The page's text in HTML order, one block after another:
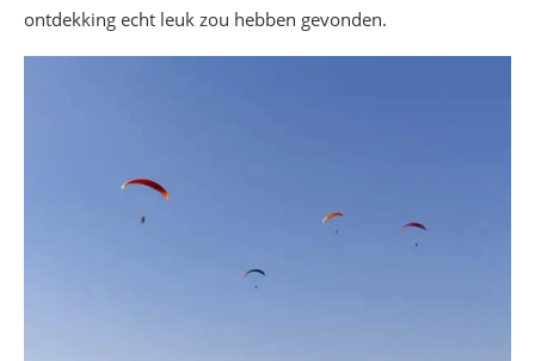
ontdekking echt leuk zou hebben gevonden.